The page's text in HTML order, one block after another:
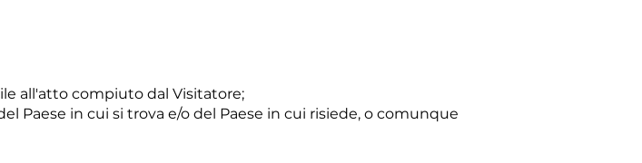
all'atto compiuto dal Visitatore;
Paese in cui si trova e/o del Paese in cui risiede, o comunque